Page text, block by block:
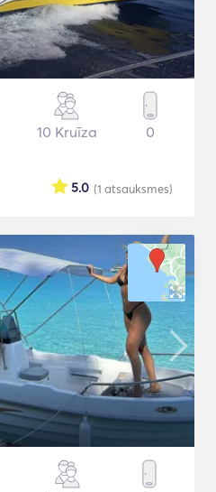
10 Kruīza 0
(1 atsauksmes)
5.0